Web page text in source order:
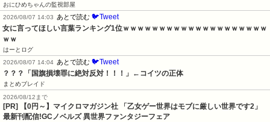
おにひめちゃんの監視部屋
2026/08/07 14:03
あとで読む 🐦Tweet
女に言ってほしい言葉ランキング1位ｗｗｗｗｗｗｗｗｗｗｗｗｗｗｗｗｗｗｗｗ
ｗｗ
はーとログ
2026/08/07 14:04 あとで読む 🐦Tweet
？？？「国旗損壊罪に絶対反対！！！」←コイツの正体
まとめブレイド
2026/08/12まで
[PR] 【0円～】マイクロマガジン社 「乙女ゲー世界はモブに厳しい世界です2」
最新刊配信!GCノベルズ 異世界ファンタジーフェア